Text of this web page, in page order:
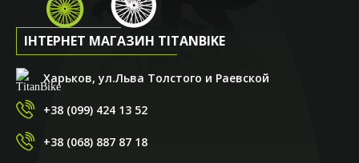
ІНТЕРНЕТ МАГАЗИН TITANBIKE
Харьков, ул.Льва Толстого и Раевской
+38 (099) 424 13 52
+38 (068) 887 87 18